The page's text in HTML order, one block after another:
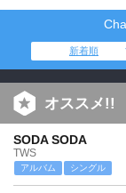
新着順
オススメ!!
SODA SODA
TWS
アルバム シングル